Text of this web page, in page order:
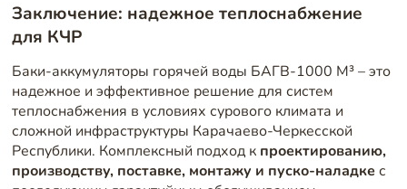
Заключение: надежное теплоснабжение
для КЧР
Баки-аккумуляторы горячей воды БАГВ-1000 М³ – это
надежное и эффективное решение для систем
теплоснабжения в условиях сурового климата и
сложной инфраструктуры Карачаево-Черкесской
Республики. Комплексный подход к проектированию,
производству, поставке, монтажу и пуско-наладкес